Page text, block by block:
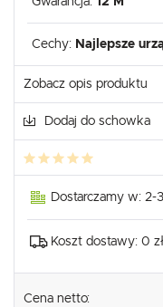
Cechy: Najlepsze
Zobacz opis produktu
Dodaj do schowka
Dostarczamy w: 2-
Koszt dostawy: 0
Cena netto: